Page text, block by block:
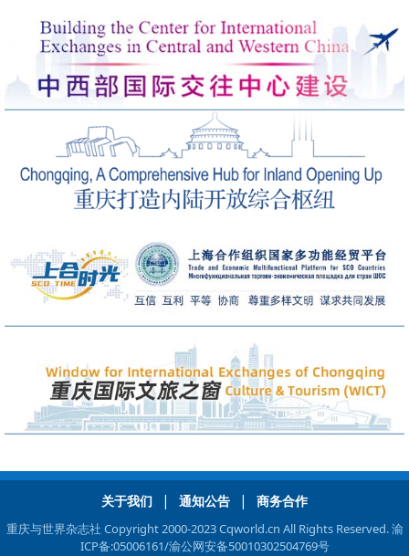
关于我们 | 通知公告 | 商务合作
重庆与世界杂志社 Copyright 2000-2023 Cqworld.cn All Rights Reserved.渝
ICP备:05006161/渝公网安备50010302504769号